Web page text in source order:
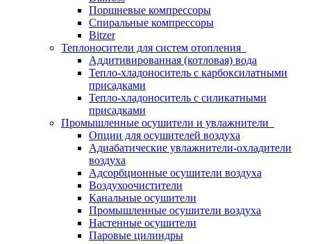
Поршневые компрессоры
Спиральные компрессоры
Bitzer
Теплоносители для систем отопления
Аддитивированная (котловая) вода
Тепло-хладоноситель с карбоксилатными
присадками
Тепло-хладоноситель с силикатными
присадками
Промышленные осушители и увлажнители
Опции для осушителей воздуха
Адиабатические увлажнители-охладители
воздуха
Адсорбционные осушители воздуха
Воздухоочистители
Канальные осушители
Промышленные осушители воздуха
Настенные осушители
Паровые цилиндры